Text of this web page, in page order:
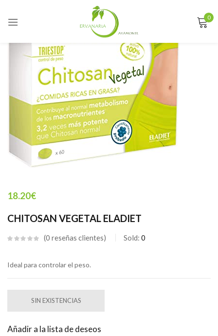
0
18.20€
CHITOSAN VEGETAL ELADIET
0 reseñas clientes Sold: 0
Ideal para controlar el peso.
SIN EXISTENCIAS
Añadir a la lista de deseos
Sign in
Remember me Lost password?
LOG IN
CREATE AN ACCOUNT